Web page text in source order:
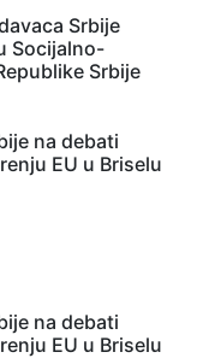
Srbije
Socijalno-
Srbije
na debati
EU u Briselu
na debati
EU u Briselu